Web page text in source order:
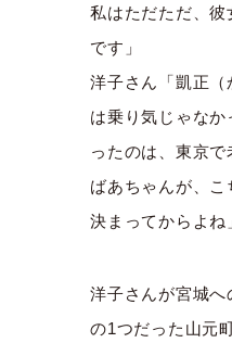
私はただただ、
です」
洋子さん「凱正（
は乗り気じゃなか
ったのは、東京
ばあちゃんが、
決まってからよね
洋子さんが宮城
の1つだった山元